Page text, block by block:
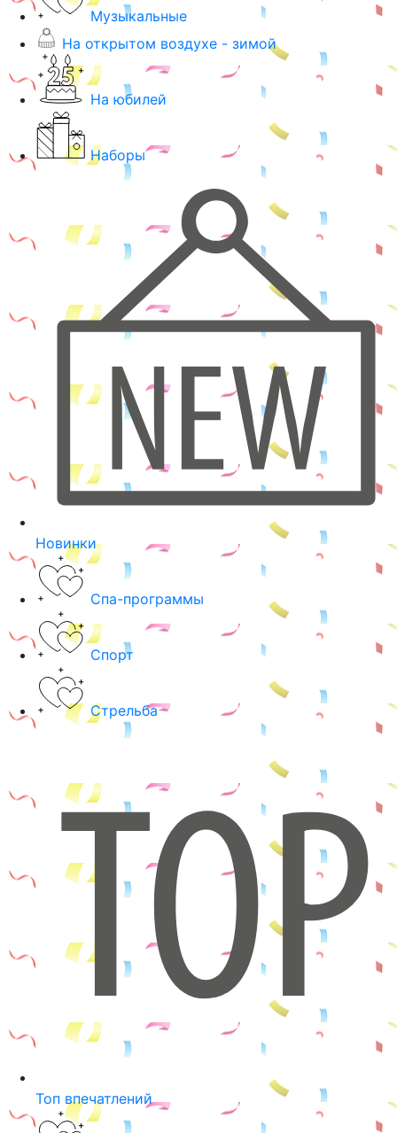
Музыкальные
На открытом воздухе - зимой
На юбилей
Наборы
Новинки
Спа-программы
Спорт
Стрельба
Топ впечатлений